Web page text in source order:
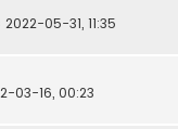
2022-05-31, 11:35
03-16, 00:23